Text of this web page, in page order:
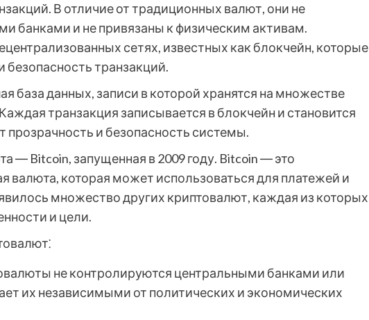
В отличие от традиционных валют, они не
банками и не привязаны к физическим активам.
сетях, известных как блокчейн, которые
безопасность транзакций.
база данных, записи в которой хранятся на множестве
транзакция записывается в блокчейн и становится
прозрачность и безопасность системы.
― Bitcoin, запущенная в 2009 году. Bitcoin ― это
валюта, которая может использоваться для платежей и
множество других криптовалют, каждая из которых
и цели.
не контролируются центральными банками или
их независимыми от политических и экономических